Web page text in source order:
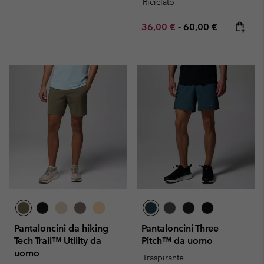
Minimum sale price:
36,00 € - Maximum price:
60,00 €
Pantaloncini da hiking
Tech Trail™ Utility da
uomo
Pantaloncini Three
Pitch™ da uomo
Traspirante